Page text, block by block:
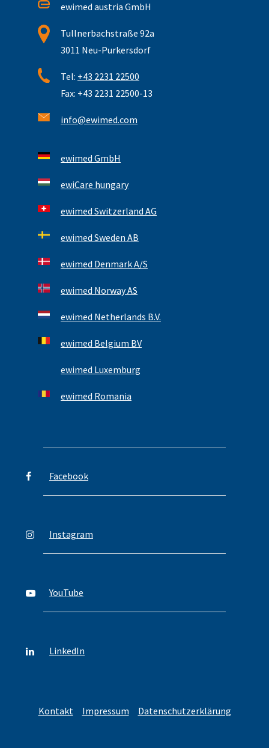
ewimed austria GmbH
Tullnerbachstraße 92a
3011 Neu-Purkersdorf
Tel: +43 2231 22500
Fax: +43 2231 22500-13
info@ewimed.com
ewimed GmbH
ewiCare hungary
ewimed Switzerland AG
ewimed Sweden AB
ewimed Denmark A/S
ewimed Norway AS
ewimed Netherlands B.V.
ewimed Belgium BV
ewimed Luxemburg
ewimed Romania
Facebook
Instagram
YouTube
LinkedIn
Kontakt Impressum Datenschutzerklärung